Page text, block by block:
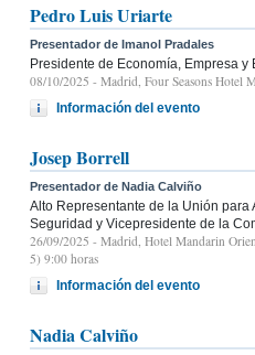
Pedro Luis Uriarte
Presentador de Imanol Pradales
Presidente de Economía, Empresa y
08/10/2025 - Madrid, Four Seasons Hotel
Información del evento
Josep Borrell
Presentador de Nadia Calviño
Alto Representante de la Unión para
Seguridad y Vicepresidente de la
26/09/2025 - Madrid, Hotel Mandarin
5) 9:00 horas
Información del evento
Nadia Calviño